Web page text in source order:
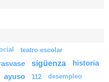
teatro escolar
sigüenza historia
ayuso 112 desempleo